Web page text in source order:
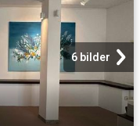
6 bilder